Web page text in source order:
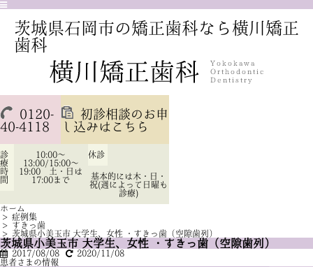
茨城県石岡市の矯正歯科なら横川矯正
歯科
0120-
40-4118
初診相談のお申
し込みはこちら
診
療
時
間
10:00～
13:00/15:00～
19:00 土・日は
17:00まで
休診
基本的には木・日・
祝(週によって日曜も
診療)
ホーム
> 症例集
> すきっ歯
> 茨城県小美玉市 大学生、女性 ・すきっ歯（空隙歯列）
茨城県小美玉市 大学生、女性 ・すきっ歯（空隙歯列）
2017/08/08
2020/11/08
患者さまの情報